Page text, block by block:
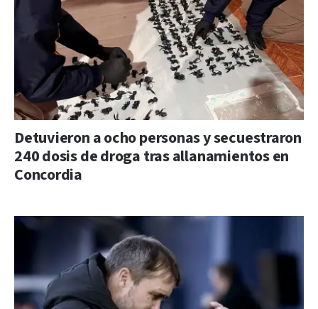
Detuvieron a ocho personas y secuestraron
240 dosis de droga tras allanamientos en
Concordia